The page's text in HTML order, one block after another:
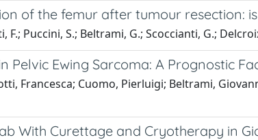
of the femur after tumour resection:
F.; Puccini, S.; Beltrami, G.; Scoccianti, G.;
Pelvic Ewing Sarcoma: A Prognostic
Francesca; Cuomo, Pierluigi; Beltrami,
With Curettage and Cryotherapy in